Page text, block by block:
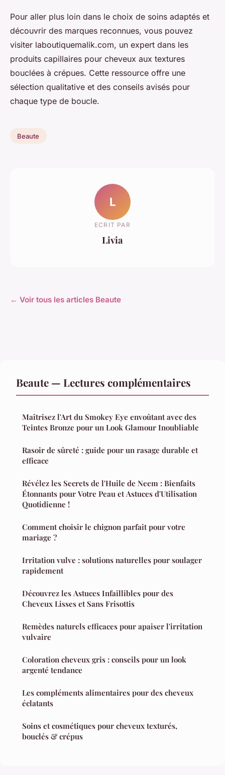
Pour aller plus loin dans le choix de soins adaptés et
découvrir des marques reconnues, vous pouvez
visiter laboutiquemalik.com, un expert dans les
produits capillaires pour cheveux aux textures
bouclées à crépues. Cette ressource offre une
sélection qualitative et des conseils avisés pour
chaque type de boucle.
Beaute
L
ECRIT PAR
Livia
← Voir tous les articles Beaute
Beaute — Lectures complémentaires
Maîtrisez l'Art du Smokey Eye envoûtant avec des
Teintes Bronze pour un Look Glamour Inoubliable
Rasoir de sûreté : guide pour un rasage durable et
efficace
Révélez les Secrets de l'Huile de Neem : Bienfaits
Étonnants pour Votre Peau et Astuces d'Utilisation
Quotidienne !
Comment choisir le chignon parfait pour votre
mariage ?
Irritation vulve : solutions naturelles pour soulager
rapidement
Découvrez les Astuces Infaillibles pour des
Cheveux Lisses et Sans Frisottis
Remèdes naturels efficaces pour apaiser l'irritation
vulvaire
Coloration cheveux gris : conseils pour un look
argenté tendance
Les compléments alimentaires pour des cheveux
éclatants
Soins et cosmétiques pour cheveux texturés,
bouclés & crépus